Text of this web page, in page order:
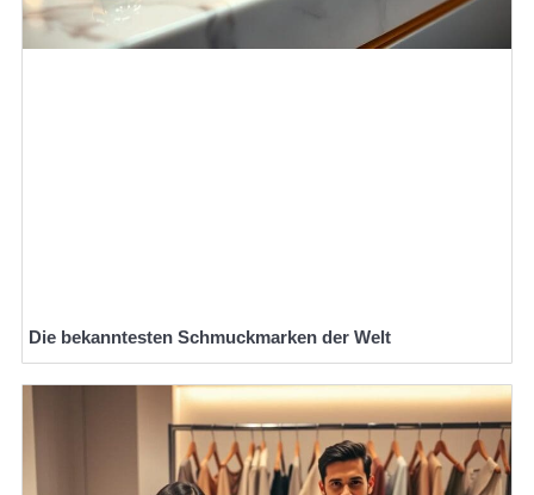
Die bekanntesten Schmuckmarken der Welt